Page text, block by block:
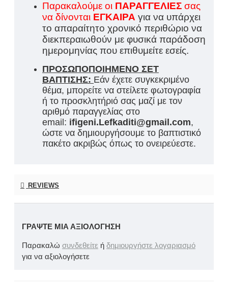
Παρακαλούμε οι ΠΑΡΑΓΓΕΛΙΕΣ σας
να δίνονται ΕΓΚΑΙΡΑ για να υπάρχει
το απαραίτητο χρονικό περιθώριο να
διεκπεραιωθούν με φυσικά παράδοση
ημερομηνίας που επιθυμείτε εσείς.
ΠΡΟΣΩΠΟΠΟΙΗΜΕΝΟ ΣΕΤ
ΒΑΠΤΙΣΗΣ: Εάν έχετε συγκεκριμένο
θέμα, μπορείτε να στείλετε φωτογραφία
ή το προσκλητήριό σας μαζί με τον
αριθμό παραγγελίας στο
email: ifigeni.Lefkaditi@gmail.com,
ώστε να δημιουργήσουμε το βαπτιστικό
πακέτο ακριβώς όπως το ονειρεύεστε.
REVIEWS
ΓΡΆΨΤΕ ΜΙΑ ΑΞΙΟΛΌΓΗΣΗ
Παρακαλώ συνδεθείτε ή δημιουργήστε λογαριασμό
για να αξιολογήσετε